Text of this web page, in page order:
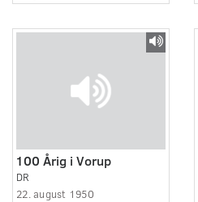
100 Årig i Vorup
DR
22. august 1950